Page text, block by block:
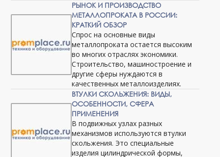
РЫНОК И ПРОИЗВОДСТВО
МЕТАЛЛОПРОКАТА В РОССИИ:
КРАТКИЙ ОБЗОР
Спрос на основные виды
металлопроката остается высоким
во многих отраслях экономики.
Строительство, машиностроение и
другие сферы нуждаются в
качественных металлоизделиях.
ВТУЛКИ СКОЛЬЖЕНИЯ: ВИДЫ,
ОСОБЕННОСТИ, СФЕРА
ПРИМЕНЕНИЯ
В подвижных узлах разных
механизмов используются втулки
скольжения. Это специальные
изделия цилиндрической формы,